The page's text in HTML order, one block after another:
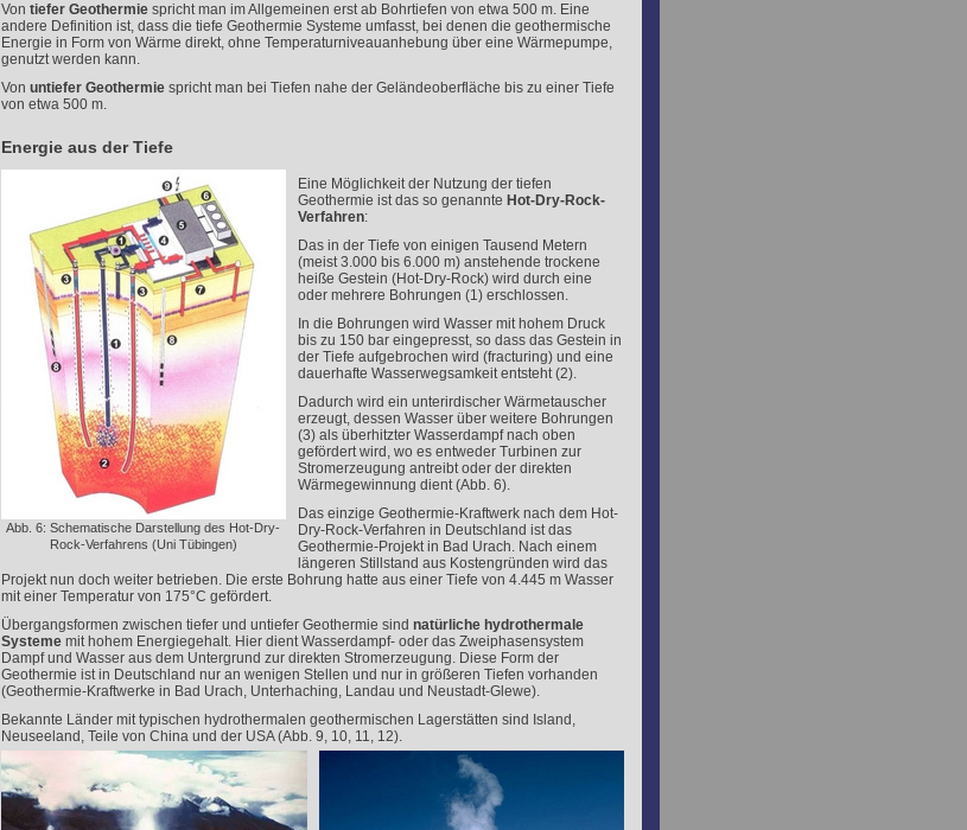
Von tiefer Geothermiespricht man im Allgemeinen erst ab Bohrtiefen von etwa 500 m. Eine
andere Definition ist, dass die tiefe Geothermie Systeme umfasst, bei denen die geothermische
Energie in Form von Wärme direkt, ohne Temperaturniveauanhebung über eine Wärmepumpe,
genutzt werden kann.
Von untiefer Geothermiespricht man bei Tiefen nahe der Geländeoberfläche bis zu einer Tiefe
von etwa 500 m.
Energie aus der Tiefe
Abb. 6: Schematische Darstellung des Hot-Dry-
Rock-Verfahrens (Uni Tübingen)
Eine Möglichkeit der Nutzung der tiefen
Geothermie ist das so genannte Hot-Dry-Rock-
Verfahren:
Das in der Tiefe von einigen Tausend Metern
(meist 3.000 bis 6.000 m) anstehende trockene
heiße Gestein (Hot-Dry-Rock) wird durch eine
oder mehrere Bohrungen (1) erschlossen.
In die Bohrungen wird Wasser mit hohem Druck
bis zu 150 bar eingepresst, so dass das Gestein in
der Tiefe aufgebrochen wird (fracturing) und eine
dauerhafte Wasserwegsamkeit entsteht (2).
Dadurch wird ein unterirdischer Wärmetauscher
erzeugt, dessen Wasser über weitere Bohrungen
(3) als überhitzter Wasserdampf nach oben
gefördert wird, wo es entweder Turbinen zur
Stromerzeugung antreibt oder der direkten
Wärmegewinnung dient (Abb. 6).
Das einzige Geothermie-Kraftwerk nach dem Hot-
Dry-Rock-Verfahren in Deutschland ist das
Geothermie-Projekt in Bad Urach. Nach einem
längeren Stillstand aus Kostengründen wird das
Projekt nun doch weiter betrieben. Die erste Bohrung hatte aus einer Tiefe von 4.445 m Wasser
mit einer Temperatur von 175°C gefördert.
Übergangsformen zwischen tiefer und untiefer Geothermie sind natürliche hydrothermale
Systememit hohem Energiegehalt. Hier dient Wasserdampf- oder das Zweiphasensystem
Dampf und Wasser aus dem Untergrund zur direkten Stromerzeugung. Diese Form der
Geothermie ist in Deutschland nur an wenigen Stellen und nur in größeren Tiefen vorhanden
(Geothermie-Kraftwerke in Bad Urach, Unterhaching, Landau und Neustadt-Glewe).
Bekannte Länder mit typischen hydrothermalen geothermischen Lagerstätten sind Island,
Neuseeland, Teile von China und der USA (Abb. 9, 10, 11, 12).